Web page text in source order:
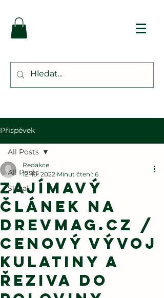
Příspěvek
All Posts
Sleva!
All Posts
Zajímavý
článek na
drevmag.cz /
Cenový vývoj
kulatiny a
řeziva do
Redakce
12. 10. 2022 Minut čtení: 6